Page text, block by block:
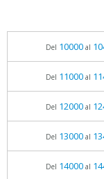
Del 10000al
Del 11000al
Del 12000al
Del 13000al
Del 14000al